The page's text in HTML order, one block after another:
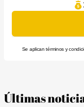
Se aplican términos y
Últimas